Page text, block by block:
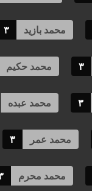
محمد بازيد ٣
٣ محمد حكيم
٣ محمد عبده
محمد عمر ٣
محمد محرم